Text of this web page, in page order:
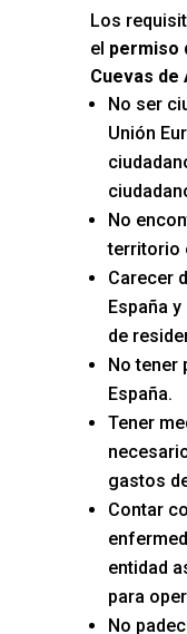
Los
el permiso
Cuevas de
No ser
Unión
No
territorio
Carecer
España
de
No tener
España.
Tener
gastos
Contar
entidad
para
No